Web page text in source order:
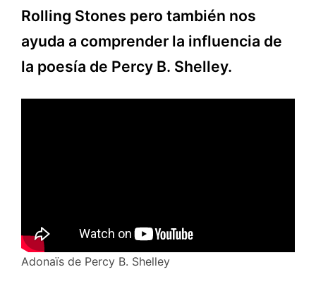
Rolling Stones pero también nos
ayuda a comprender la influencia de
la poesía de Percy B. Shelley.
Adonaïs de Percy B. Shelley